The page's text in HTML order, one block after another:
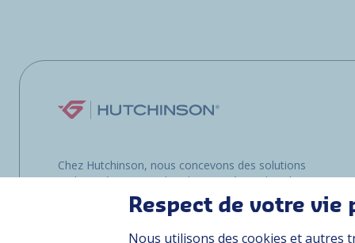
Chez Hutchinson, nous concevons des solutions
multimatériaux pour les clients opérant dans les
environnements les plus exigeants, que ce soit
sur terre, dans les airs ou en mer.
Respect de votre vie
Nous utilisons des cookies et autres